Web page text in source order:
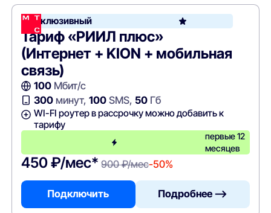
Эксклюзивный
Тариф «РИИЛ плюс»
(Интернет + KION + мобильная
связь)
100Мбит/с
300минут, 100SMS, 50Гб
WI-FI роутер в рассрочку можно добавить к
тарифу
первые 12
месяцев
450 ₽/мес* 900 ₽/мес-50%
Подключить Подробнее —>